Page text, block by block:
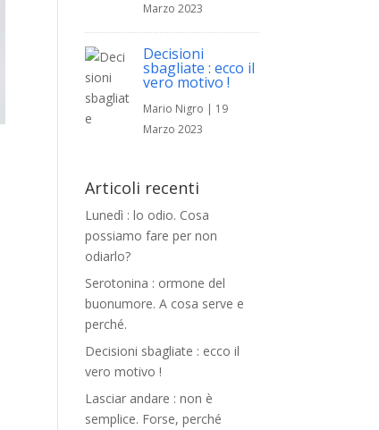
Marzo 2023
Decisioni
sbagliate : ecco il
vero motivo !
Mario Nigro | 19
Marzo 2023
Articoli recenti
Lunedì : lo odio. Cosa
possiamo fare per non
odiarlo?
Serotonina : ormone del
buonumore. A cosa serve e
perché.
Decisioni sbagliate : ecco il
vero motivo !
Lasciar andare : non è
semplice. Forse, perché